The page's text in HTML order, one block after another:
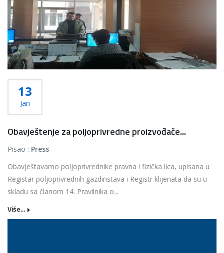
13
Jan
Obavještenje za poljoprivredne proizvođače...
Pisao : Press
Obavještavamo poljoprivrednike pravna i fizička lica, upisana u
Registar poljoprivrednih gazdinstava i Registr klijenata da su u
skladu sa članom 14. Pravilnika o...
Više...